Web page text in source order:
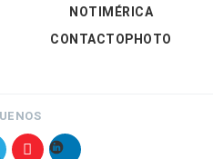
NOTIMÉRICA
CONTACTOPHOTO